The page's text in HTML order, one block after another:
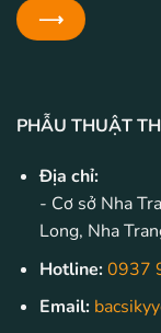
PHẪU THUẬT
Địa chỉ:
- Cơ sở Nha
Long, Nha
Hotline:0937
Email: